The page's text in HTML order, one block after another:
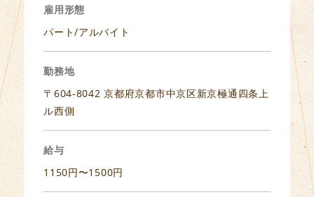
雇用形態
パート/アルバイト
勤務地
〒604-8042 京都府京都市中京区新京極通四条上
ル西側
給与
1150円〜1500円